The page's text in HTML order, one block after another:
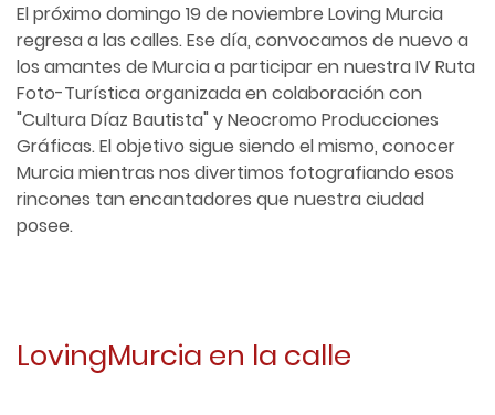
El próximo domingo 19 de noviembre Loving Murcia
regresa a las calles. Ese día, convocamos de nuevo a
los amantes de Murcia a participar en nuestra IV Ruta
Foto-Turística organizada en colaboración con
"Cultura Díaz Bautista" y Neocromo Producciones
Gráficas. El objetivo sigue siendo el mismo, conocer
Murcia mientras nos divertimos fotografiando esos
rincones tan encantadores que nuestra ciudad
posee.
LovingMurcia en la calle